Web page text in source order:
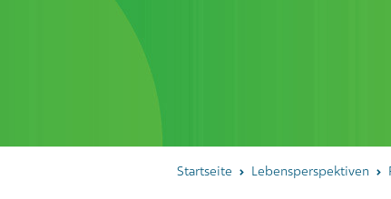
Startseite Lebensperspektiven